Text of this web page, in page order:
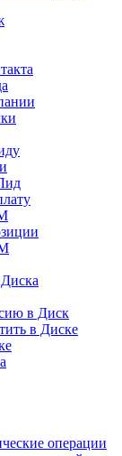
в Диск
в Диске
операции